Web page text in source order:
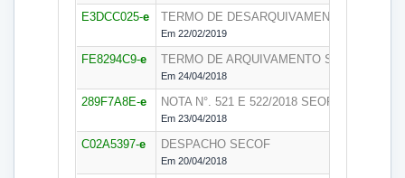
E3DCC025-e TERMO DE DESARQUIVAMENTO
Em 22/02/2019
FE8294C9-e TERMO DE ARQUIVAMENTO SECON
Em 24/04/2018
289F7A8E-e NOTA N°. 521 E 522/2018 SEORC
Em 23/04/2018
C02A5397-e DESPACHO SECOF
Em 20/04/2018